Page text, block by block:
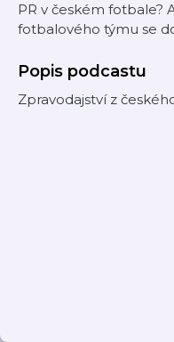
PR v českém fotbale?
fotbalového týmu se
Popis podcastu
Zpravodajství z